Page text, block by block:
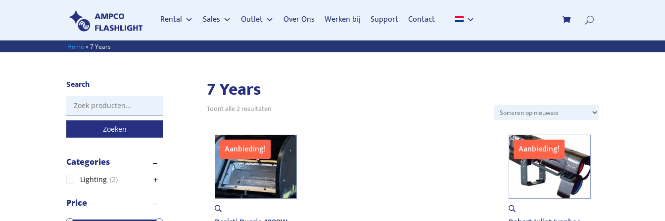
Rental Sales Outlet Over Ons Werken bij Support Contact
Home »7 Years
7 Years
Toont alle 2 resultatenGesorteerd
Aanbieding! Aanbieding!
Search
naar:
Zoeken
Categories
Lighting (2)
Price